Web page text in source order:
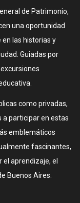
de Patrimonio,
una oportunidad
las historias y
Guiadas por
como privadas,
a participar en estas
emblemáticos
fascinantes,
aprendizaje, el
Buenos Aires.